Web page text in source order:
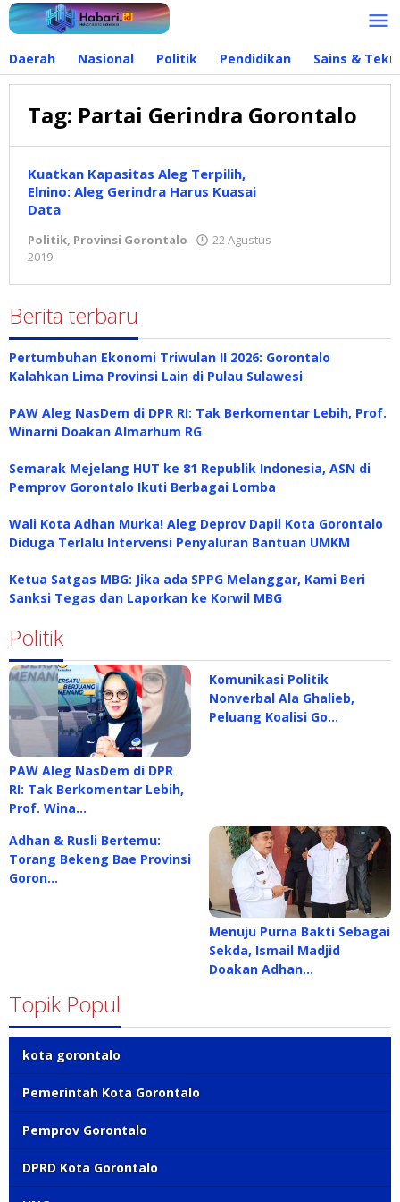
Lewati
ke
Daerah Nasional Politik Pendidikan Sains &
Tag: Partai Gerindra Gorontalo
Kuatkan Kapasitas Aleg Terpilih,
Elnino: Aleg Gerindra Harus Kuasai
Data
Politik, Provinsi Gorontalo
22 Agustus
2019
Berita terbaru
Pertumbuhan Ekonomi Triwulan II 2026: Gorontalo
Kalahkan Lima Provinsi Lain di Pulau Sulawesi
PAW Aleg NasDem di DPR RI: Tak Berkomentar Lebih, Prof.
Winarni Doakan Almarhum RG
Semarak Mejelang HUT ke 81 Republik Indonesia, ASN di
Pemprov Gorontalo Ikuti Berbagai Lomba
Wali Kota Adhan Murka! Aleg Deprov Dapil Kota Gorontalo
Diduga Terlalu Intervensi Penyaluran Bantuan UMKM
Ketua Satgas MBG: Jika ada SPPG Melanggar, Kami Beri
Sanksi Tegas dan Laporkan ke Korwil MBG
Politik
PAW Aleg NasDem di DPR
RI: Tak Berkomentar Lebih,
Prof. Wina…
Komunikasi Politik
Nonverbal Ala Ghalieb,
Peluang Koalisi Go…
Adhan & Rusli Bertemu:
Torang Bekeng Bae Provinsi
Goron…
Menuju Purna Bakti Sebagai
Sekda, Ismail Madjid
Doakan Adhan…
Topik Popul
kota gorontalo
Pemerintah Kota Gorontalo
Pemprov Gorontalo
DPRD Kota Gorontalo